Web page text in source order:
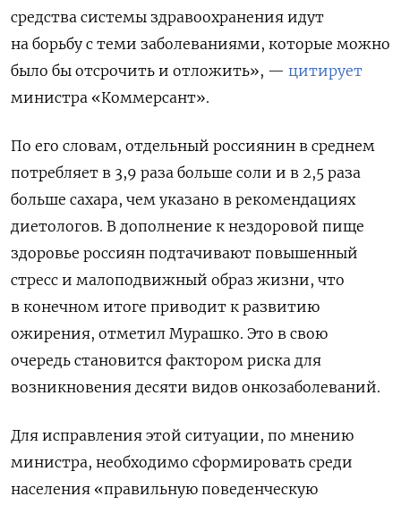
средства системы здравоохранения идут
на борьбу с теми заболеваниями, которые можно
было бы отсрочить и отложить», — цитирует
министра «Коммерсант».
По его словам, отдельный россиянин в среднем
потребляет в 3,9 раза больше соли и в 2,5 раза
больше сахара, чем указано в рекомендациях
диетологов. В дополнение к нездоровой пище
здоровье россиян подтачивают повышенный
стресс и малоподвижный образ жизни, что
в конечном итоге приводит к развитию
ожирения, отметил Мурашко. Это в свою
очередь становится фактором риска для
возникновения десяти видов онкозаболеваний.
Для исправления этой ситуации, по мнению
министра, необходимо сформировать среди
населения «правильную поведенческую